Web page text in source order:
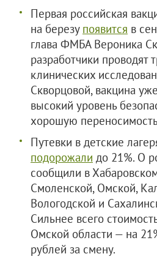
Первая российская
на березу появится в
глава ФМБА Вероника
разработчики проводят
клинических
Скворцовой, вакцина
высокий уровень
хорошую
Путевки в детские
подорожали до 21%. О
сообщили в
Смоленской, Омской,
Вологодской и
Сильнее всего
Омской области — на
рублей за смену.